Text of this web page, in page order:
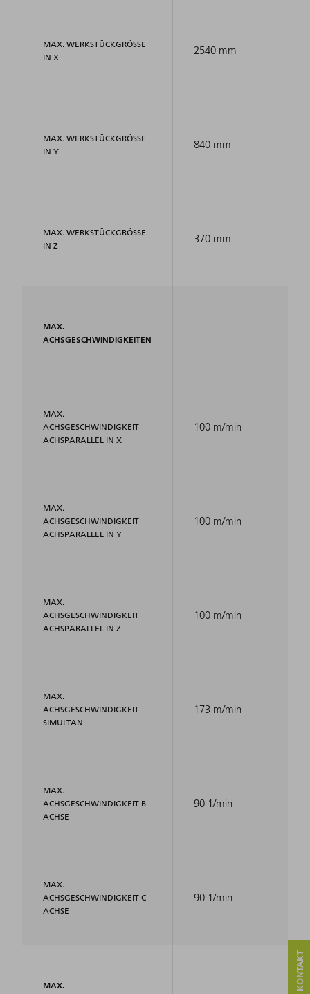
MAX. WERKSTÜCKGRÖSSE I
N X
MAX. WERKSTÜCKGRÖSSE I
N Y
MAX. WERKSTÜCKGRÖSSE I
N Z
MAX.
ACHSGESCHWINDIGKEITEN
MAX.
ACHSGESCHWINDIGKEIT
ACHSPARALLEL IN X
MAX.
ACHSGESCHWINDIGKEIT
ACHSPARALLEL IN Y
MAX.
ACHSGESCHWINDIGKEIT
ACHSPARALLEL IN Z
MAX.
ACHSGESCHWINDIGKEIT
SIMULTAN
MAX.
ACHSGESCHWINDIGKEIT B–
ACHSE
MAX.
ACHSGESCHWINDIGKEIT C–
ACHSE
MAX.
2540 mm
840 mm
370 mm
100 m/min
100 m/min
100 m/min
173 m/min
90 1/min
90 1/min